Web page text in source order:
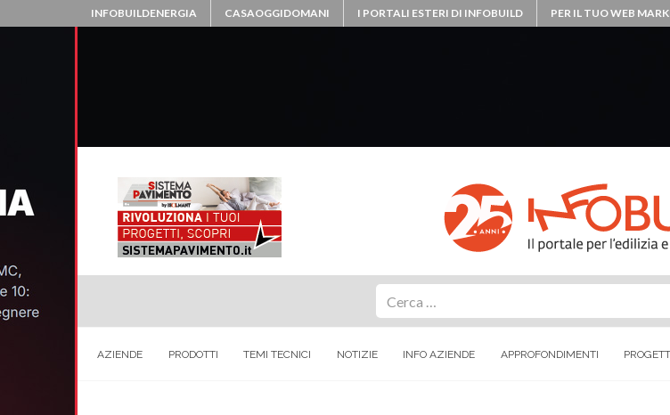
INFOBUILDENERGIA CASAOGGIDOMANI I PORTALI ESTERI DI INFOBUILD PER IL TUO WEB
AZIENDE PRODOTTI TEMI TECNICI NOTIZIE INFO AZIENDE APPROFONDIMENTI